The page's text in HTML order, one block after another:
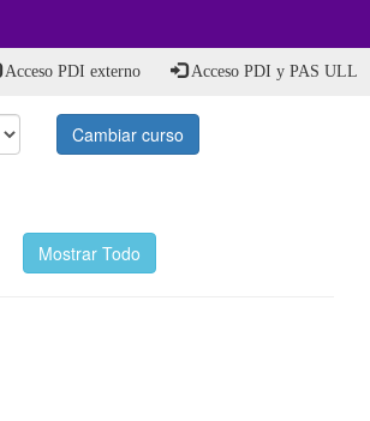
Acceso PDI externo Acceso PDI y PAS ULL
Cambiar curso
Mostrar Todo